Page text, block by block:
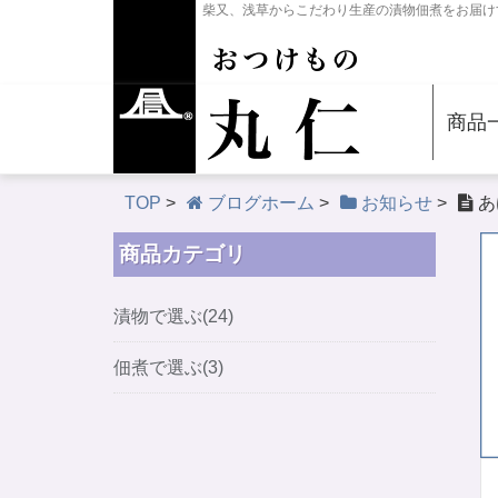
柴又、浅草からこだわり生産の漬物佃煮をお届
商品
TOP > ブログホーム > お知らせ >
商品カテゴリ
漬物で選ぶ(24)
佃煮で選ぶ(3)